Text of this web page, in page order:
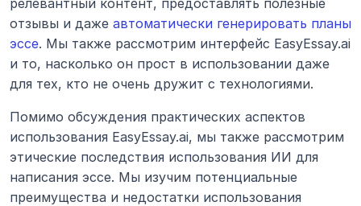
релевантный контент, предоставлять полезные
отзывы и даже автоматически генерировать планы
эссе. Мы также рассмотрим интерфейс EasyEssay.ai
и то, насколько он прост в использовании даже
для тех, кто не очень дружит с технологиями.
Помимо обсуждения практических аспектов
использования EasyEssay.ai, мы также рассмотрим
этические последствия использования ИИ для
написания эссе. Мы изучим потенциальные
преимущества и недостатки использования